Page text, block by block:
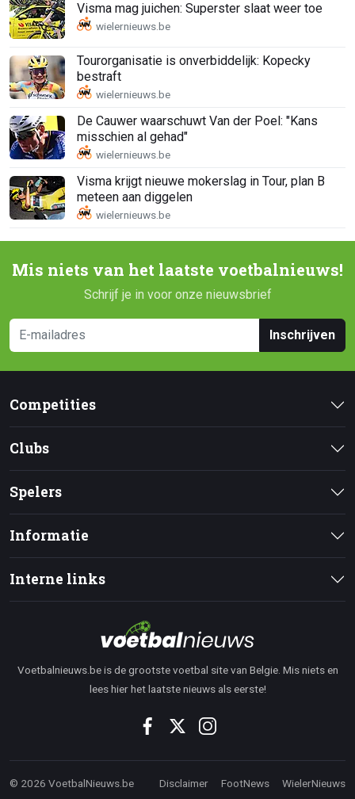
Visma mag juichen: Superster slaat weer toe
Tourorganisatie is onverbiddelijk: Kopecky
bestraft
De Cauwer waarschuwt Van der Poel: "Kans
misschien al gehad"
Visma krijgt nieuwe mokerslag in Tour, plan B
meteen aan diggelen
Mis niets van het laatste voetbalnieuws!
Schrijf je in voor onze nieuwsbrief
Inschrijven
Competities
Clubs
Spelers
Informatie
Interne links
Voetbalnieuws.be is de grootste voetbal site van Belgie. Mis niets en
lees hier het laatste nieuws als eerste!
© 2026 VoetbalNieuws.be Disclaimer FootNews WielerNieuws